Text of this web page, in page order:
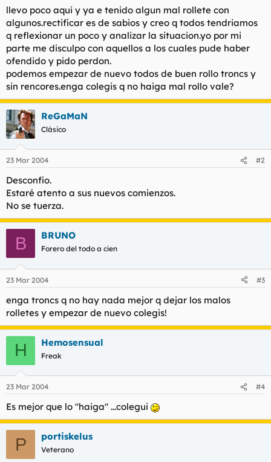
d
e
l
t
e
m
a
i
c
i
o
llevo poco aqui y ya e tenido algun mal rollete con
algunos.rectificar es de sabios y creo q todos tendriamos
q reflexionar un poco y analizar la situacion.yo por mi
parte me disculpo con aquellos a los cuales pude haber
ofendido y pido perdon.
podemos empezar de nuevo todos de buen rollo troncs y
sin rencores.enga colegis q no haiga mal rollo vale?
ReGaMaN
Clásico
23 Mar 2004 #2
Desconfio.
Estaré atento a sus nuevos comienzos.
No se tuerza.
B BRUNO
Forero del todo a cien
23 Mar 2004 #3
enga troncs q no hay nada mejor q dejar los malos
rolletes y empezar de nuevo colegis!
H Hemosensual
Freak
23 Mar 2004 #4
Es mejor que lo "haiga" ...colegui
P portiskelus
Veterano